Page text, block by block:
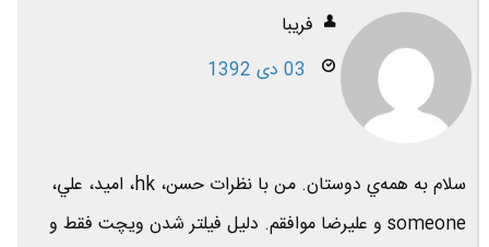
فريبا
03 دی 1392
سلام به همه‌ي دوستان. من با نظرات حسن، hk، اميد، علي،
someone و عليرضا موافقم. دليل فيلتر شدن ويچت فقط و